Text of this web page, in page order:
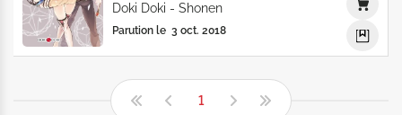
Doki Doki - Shonen
Parution le 3 oct. 2018
1